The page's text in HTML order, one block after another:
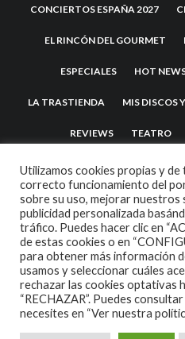
CONCIERTOS ESPAÑA 2027
EL RINCÓN DEL GOURMET
ESPECIALES HOT
LA TRASTIENDA MIS DISCOS
REVIEWS TEATRO
2007 COPYRIGHT -
Utilizamos cookies propias y
correcto funcionamiento del
sobre su uso, mejorar
publicidad personalizada
tráfico. Puedes hacer clic en
de estas cookies o en
para obtener más información
usamos y seleccionar cuáles
rechazar las cookies optativas
“RECHAZAR”. Puedes
necesites en “Ver nuestra